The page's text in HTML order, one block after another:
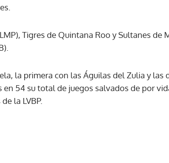
Tigres de Quintana Roo y Sultanes de
la primera con las Águilas del Zulia y las
54 su total de juegos salvados de por
la LVBP.